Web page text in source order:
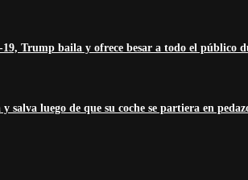
Trump baila y ofrece besar a todo el público
salva luego de que su coche se partiera en